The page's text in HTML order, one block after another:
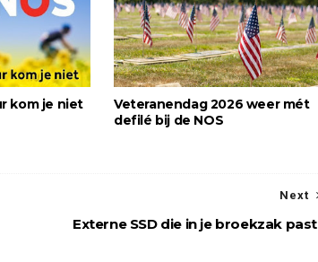
kom je niet
Veteranendag 2026 weer mét
defilé bij de NOS
Next
Externe SSD die in je broekzak past